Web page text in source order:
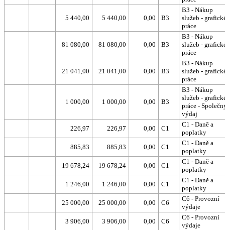
5 440,00 5 440,00 0,00 B3
B3 - Nákup
služeb -
práce
81 080,00 81 080,00 0,00 B3
B3 - Nákup
služeb -
práce
21 041,00 21 041,00 0,00 B3
B3 - Nákup
služeb -
práce
1 000,00 1 000,00 0,00 B3
B3 - Nákup
služeb -
práce -
výdaj
226,97
226,97 0,00 C1
C1 - Daně a
poplatky
885,83
885,83 0,00 C1
C1 - Daně a
poplatky
19 678,24
19 678,24 0,00 C1
C1 - Daně a
poplatky
1 246,00
1 246,00 0,00 C1
C1 - Daně a
poplatky
25 000,00
25 000,00 0,00 C6
C6 - Provozní
výdaje
3 906,00
3 906,00 0,00 C6
C6 - Provozní
výdaje